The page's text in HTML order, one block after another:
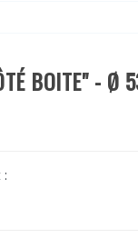
BOITE" -